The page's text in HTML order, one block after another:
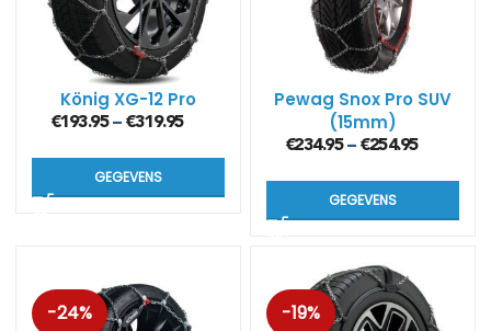
König XG-12 Pro
€193.95– €319.95
GEGEVENS
Pewag Snox Pro SUV
(15mm)
€234.95– €254.95
GEGEVENS
-24% -19%